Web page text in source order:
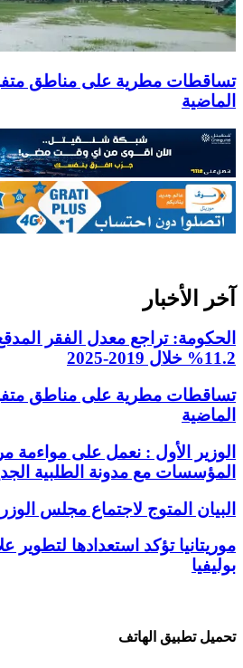
تساقطات مطرية على مناطق
الماضية
آخر الأخبار
الحكومة: تراجع معدل الفقر
11.2% خلال 2019-2025
تساقطات مطرية على مناطق
الماضية
الوزير الأول : نعمل على
المؤسسات مع مدونة الطلبية
البيان المتوج لاجتماع مجلس
موريتانيا تؤكد استعدادها لتطوير
بوليفيا
تحميل تطبيق الهاتف